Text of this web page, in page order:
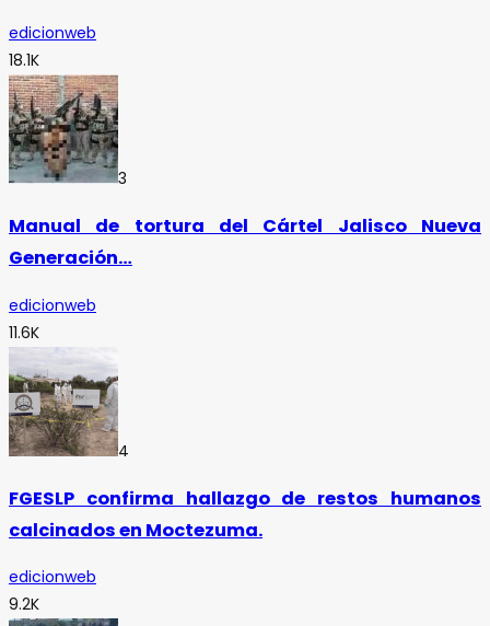
edicionweb
18.1K
3
Manual de tortura del Cártel Jalisco Nueva
Generación…
edicionweb
11.6K
4
FGESLP confirma hallazgo de restos humanos
calcinados en Moctezuma.
edicionweb
9.2K